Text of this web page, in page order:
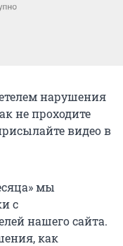
нарушения
не проходите
видео в
мы
с
нашего сайта.
как